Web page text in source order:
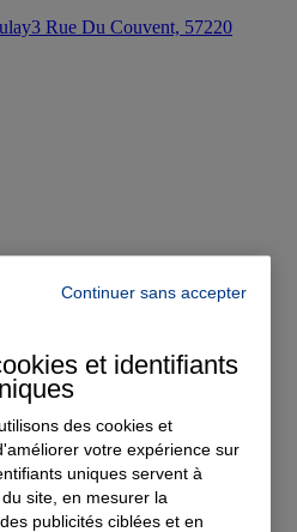
3 Rue Du Couvent, 57220
Continuer sans accepter
et identifiants
des cookies et
votre expérience sur
uniques servent à
site, en mesurer la
publicités ciblées et en